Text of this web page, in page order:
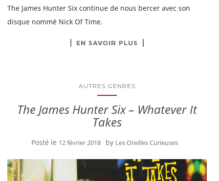
The James Hunter Six continue de nous bercer avec son
disque nommé Nick Of Time.
EN SAVOIR PLUS
AUTRES GENRES
The James Hunter Six – Whatever It
Takes
Posté le 12 février 2018 by Les Oreilles Curieuses